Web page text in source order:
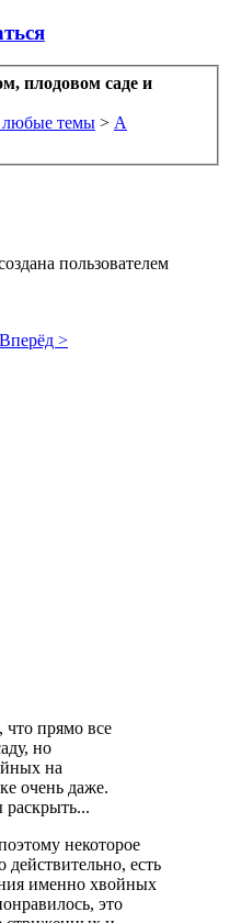
плодовом саде и
темы > А
пользователем
Вперёд >
что прямо все
но
на
очень даже.
некоторое
есть
именно хвойных
это